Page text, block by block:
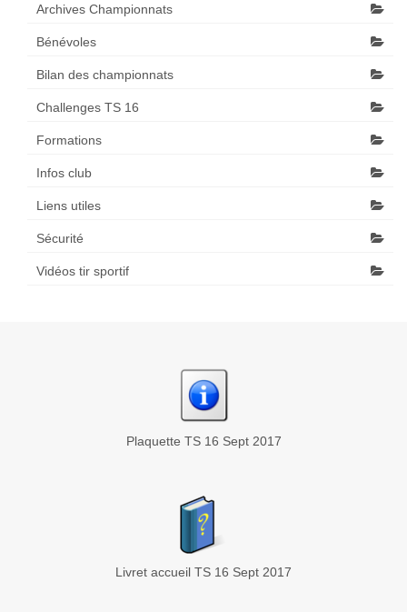
Archives Championnats
Bénévoles
Bilan des championnats
Challenges TS 16
Formations
Infos club
Liens utiles
Sécurité
Vidéos tir sportif
Plaquette TS 16 Sept 2017
Livret accueil TS 16 Sept 2017